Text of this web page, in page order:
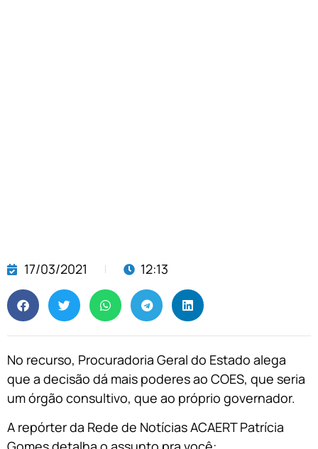
17/03/2021 12:13
No recurso, Procuradoria Geral do Estado alega
que a decisão dá mais poderes ao COES, que seria
um órgão consultivo, que ao próprio governador.
A repórter da Rede de Notícias ACAERT Patrícia